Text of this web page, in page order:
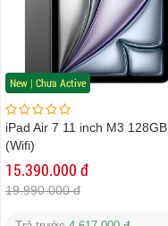
New | Chưa Active
iPad Air 7 11 inch M3 128GB
(Wifi)
15.390.000 đ
19.990.000 đ